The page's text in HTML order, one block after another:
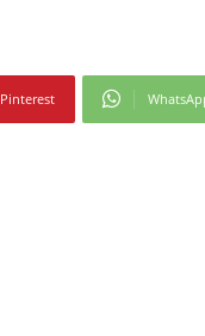
Pinterest